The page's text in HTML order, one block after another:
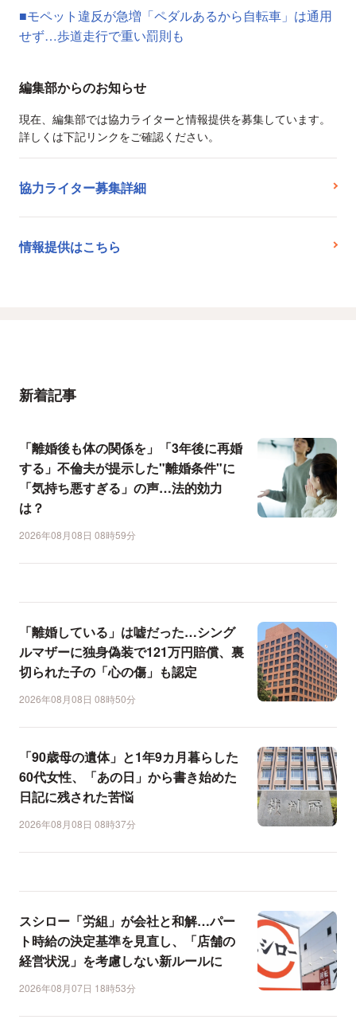
■モペット違反が急増「ペダルあるから自転車」は通用
せず…歩道走行で重い罰則も
編集部からのお知らせ
現在、編集部では協力ライターと情報提供を募集しています。
詳しくは下記リンクをご確認ください。
協力ライター募集詳細
情報提供はこちら
新着記事
「離婚後も体の関係を」「3年後に再婚
する」不倫夫が提示した"離婚条件"に
「気持ち悪すぎる」の声…法的効力
は？
2026年08月08日 08時59分
「離婚している」は嘘だった…シング
ルマザーに独身偽装で121万円賠償、裏
切られた子の「心の傷」も認定
2026年08月08日 08時50分
「90歳母の遺体」と1年9カ月暮らした
60代女性、「あの日」から書き始めた
日記に残された苦悩
2026年08月08日 08時37分
スシロー「労組」が会社と和解…パー
ト時給の決定基準を見直し、「店舗の
経営状況」を考慮しない新ルールに
2026年08月07日 18時53分